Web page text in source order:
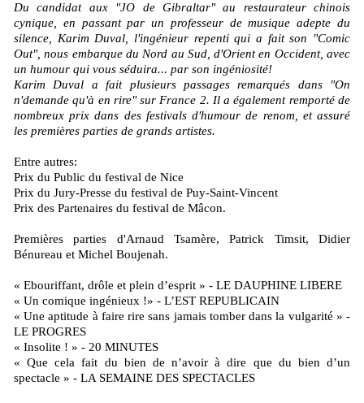
Du candidat aux "JO de Gibraltar" au restaurateur chinois
cynique, en passant par un professeur de musique adepte du
silence, Karim Duval, l'ingénieur repenti qui a fait son "Comic
Out", nous embarque du Nord au Sud, d'Orient en Occident, avec
un humour qui vous séduira... par son ingéniosité!
Karim Duval a fait plusieurs passages remarqués dans "On
n'demande qu'à en rire" sur France 2. Il a également remporté de
nombreux prix dans des festivals d'humour de renom, et assuré
les premières parties de grands artistes.
Entre autres:
Prix du Public du festival de Nice
Prix du Jury-Presse du festival de Puy-Saint-Vincent
Prix des Partenaires du festival de Mâcon.
Premières parties d'Arnaud Tsamère, Patrick Timsit, Didier
Bénureau et Michel Boujenah.
« Ebouriffant, drôle et plein d’esprit » - LE DAUPHINE LIBERE
« Un comique ingénieux !» - L’EST REPUBLICAIN
« Une aptitude à faire rire sans jamais tomber dans la vulgarité » -
LE PROGRES
« Insolite ! » - 20 MINUTES
« Que cela fait du bien de n’avoir à dire que du bien d’un
spectacle » - LA SEMAINE DES SPECTACLES